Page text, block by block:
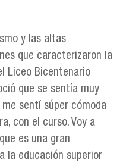
y las altas
que caracterizaron la
Liceo Bicentenario
que se sentía muy
sentí súper cómoda
con el curso. Voy a
es una gran
la educación superior